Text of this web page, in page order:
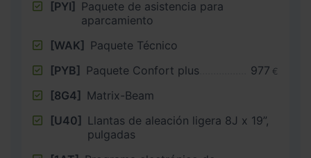
[PYI] Paquete de asistencia para
aparcamiento
[WAK] Paquete Técnico
[PYB] Paquete Confort plus 977 €
[8G4] Matrix-Beam
[U40] Llantas de aleación ligera 8J x 19”,
pulgadas